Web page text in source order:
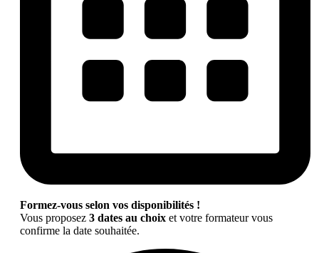
Formez-vous selon vos disponibilités !
Vous proposez 3 dates au choix et votre formateur vous
confirme la date souhaitée.